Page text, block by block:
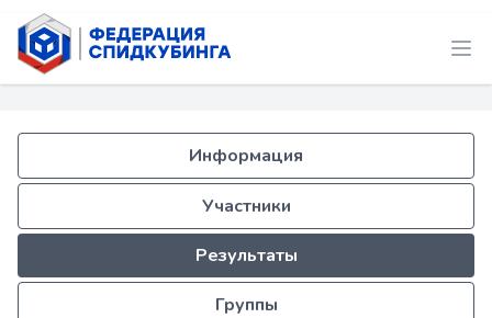
Информация
Участники
Результаты
Группы